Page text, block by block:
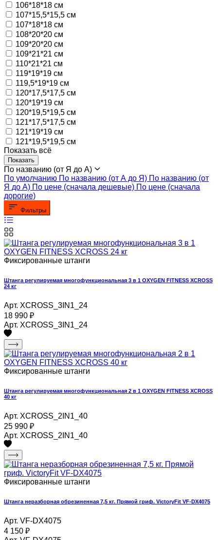
106*18*18 см
107*15,5*15,5 см
107*18*18 см
108*20*20 см
109*20*20 см
109*21*21 см
110*21*21 см
119*19*19 см
119,5*19*19 см
120*17,5*17,5 см
120*19*19 см
120*19,5*19,5 см
121*17,5*17,5 см
121*19*19 см
121*19,5*19,5 см
Показать всё
Показать
По названию (от Я до А)
По умолчанию По названию (от А до Я) По названию (от
Я до А) По цене (сначала дешевые) По цене (сначала
дорогие)
Фильтры
Фиксированные штанги
Штанга регулируемая многофункциональная 3 в 1 OXYGEN FITNESS XCROSS
24 кг
Арт. XCROSS_3IN1_24
18 990 ₽
Арт. XCROSS_3IN1_24
Фиксированные штанги
Штанга регулируемая многофункциональная 2 в 1 OXYGEN FITNESS XCROSS
40 кг
Арт. XCROSS_2IN1_40
25 990 ₽
Арт. XCROSS_2IN1_40
Фиксированные штанги
Штанга неразборная обрезиненная 7,5 кг. Прямой гриф. VictoryFit VF-DX4075
Арт. VF-DX4075
4 150 ₽